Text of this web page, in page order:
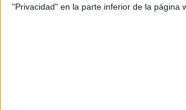
"Privacidad" en la parte inferior de la página
consumidores con las marcas, las cuales siguen estables